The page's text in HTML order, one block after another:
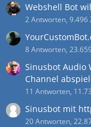
Webshell Bot
2 Antworten, 9.496
8 Antworten,
Sinusbot Audio
Channel
11 Antworten,
Sinusbot mit
20 Antworten,